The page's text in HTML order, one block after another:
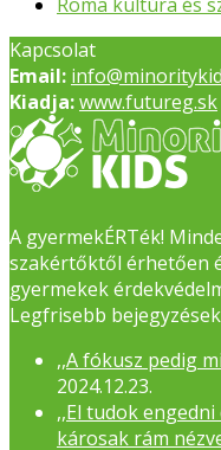
Kapcsolat
Email:
Kiadja:www.futureg.sk
A gyermekÉRTék!
szakértőktől érhetően
gyermekek
Legfrisebb bejegyzések
,,A fókusz pedig
2024.12.23.
,,El tudok
károsak rám